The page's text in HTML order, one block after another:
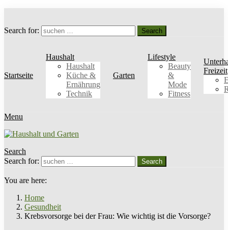
Search for: Search
Startseite
Haushalt
Haushalt
Küche &
Ernährung
Technik
Garten
Lifestyle
Beauty
&
Mode
Fitness
Freizeit
Menu
Search
Search for:
Search
You are here:
Home
Gesundheit
Krebsvorsorge bei der Frau: Wie wichtig ist die Vorsorge?